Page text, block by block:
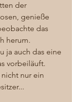
der
genieße
das
herum.
ja auch das eine
vorbeiläuft.
nur ein